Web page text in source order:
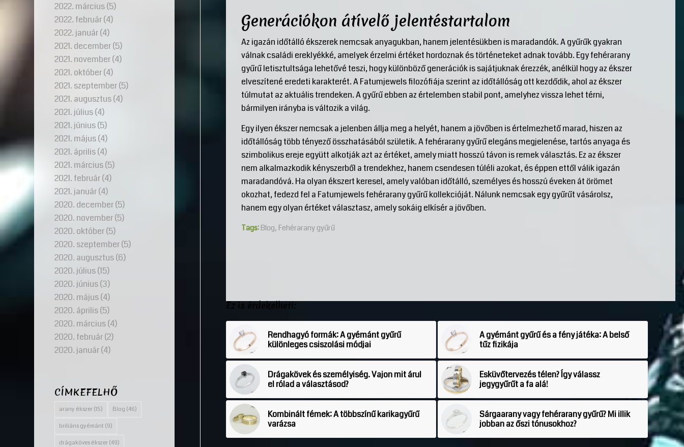
Generációkon átívelő jelentéstartalom
Az igazán időtálló ékszerek nemcsak anyagukban, hanem jelentésükben is maradandók. A gyűrűk gyakran
válnak családi ereklyékké, amelyek érzelmi értéket hordoznak és történeteket adnak tovább. Egy fehérarany
gyűrű letisztultsága lehetővé teszi, hogy különböző generációk is sajátjuknak érezzék, anélkül hogy az ékszer
elveszítené eredeti karakterét. A Fatumjewels filozófiája szerint az időtállóság ott kezdődik, ahol az ékszer
túlmutat az aktuális trendeken. A gyűrű ebben az értelemben stabil pont, amelyhez vissza lehet térni,
bármilyen irányba is változik a világ.
Egy ilyen ékszer nemcsak a jelenben állja meg a helyét, hanem a jövőben is értelmezhető marad, hiszen az
időtállóság több tényező összhatásából születik. A fehérarany gyűrű elegáns megjelenése, tartós anyaga és
szimbolikus ereje együtt alkotják azt az értéket, amely miatt hosszú távon is remek választás. Ez az ékszer
nem alkalmazkodik kényszerből a trendekhez, hanem csendesen túléli azokat, és éppen ettől válik igazán
maradandóvá. Ha olyan ékszert keresel, amely valóban időtálló, személyes és hosszú éveken át örömet
okozhat, fedezd fel a Fatumjewels fehérarany gyűrű kollekcióját. Nálunk nemcsak egy gyűrűt vásárolsz,
hanem egy olyan értéket választasz, amely sokáig elkísér a jövőben.
Tags: Blog, Fehérarany gyűrű
Ez is érdekelheti:
Rendhagyó formák: A gyémánt gyűrű
különleges csiszolási módjai
A gyémánt gyűrű és a fény játéka: A belső
tűz fizikája
Drágakövek és személyiség. Vajon mit árul
el rólad a választásod?
Esküvőtervezés télen? Így válassz
jegygyűrűt a fa alá!
Kombinált fémek: A többszínű karikagyűrű
varázsa
Sárgaarany vagy fehérarany gyűrű? Mi illik
jobban az őszi tónusokhoz?
2022. március(5)
2022. február(4)
2022. január(4)
2021. december(5)
2021. november(4)
2021. október(4)
2021. szeptember(5)
2021. augusztus(4)
2021. július(4)
2021. június(5)
2021. május(4)
2021. április(4)
2021. március(5)
2021. február(4)
2021. január(4)
2020. december(5)
2020. november(5)
2020. október(5)
2020. szeptember(5)
2020. augusztus(6)
2020. július(15)
2020. június(3)
2020. május(4)
2020. április(5)
2020. március(4)
2020. február(2)
2020. január(4)
CÍMKEFELHŐ
arany ékszer (15) Blog (46)
briliáns gyémánt (9)
drágaköves ékszer (49)